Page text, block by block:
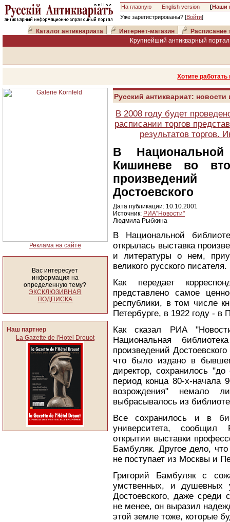
На главную English version [Наши
Уже зарегистрированы? [Войти]
Каталог антиквариата Интернет-магазин
Расписание
Крупнейший антикварный
Хотите
Реклама на сайте
Вас интересует
информация на
определенную тему?
ЭКСКЛЮЗИВНАЯ
ПОДПИСКА
Наш партнер
La Gazette de l'Hotel Drouot
Русский антиквариат:
В 2008 году будет
расписании торгов
результатов торгов.
В
Кишиневе во
Достоевского
Дата публикации: 10.10.2001
Источник: РИА"Новости"
Людмила Рыбкина
В Национальной
открылась выставка
и литературы о нем,
великого русского писателя.
Как передает
представлено самое
республики, в том числе
Петербурге, в 1922 году - в
Как сказал РИА
Национальная
произведений
что было издано в
директор, сохранилось
период конца 80-х-начала
возрождения" немало
выбрасывалось из
Все сохранилось и в
университета,
открытии выставки
Бамбуляк. Другое дело,
не поступает из Москвы и
Григорий Бамбуляк с
умственных, и душевных
Достоевского, даже среди
не менее, он выразил
этой земле тоже, которые